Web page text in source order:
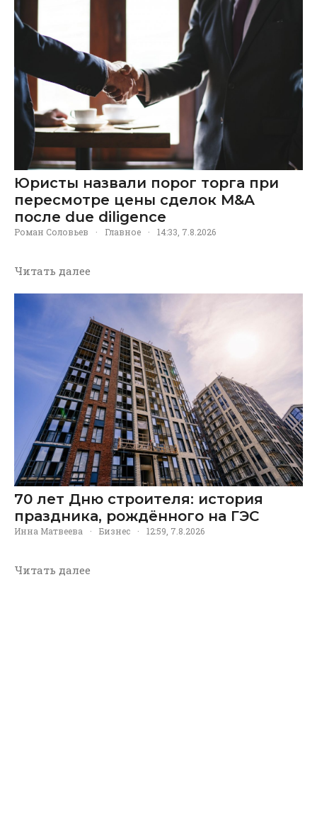
Юристы назвали порог торга при
пересмотре цены сделок M&A
после due diligence
Роман Соловьев · Главное · 14:33, 7.8.2026
Читать далее
70 лет Дню строителя: история
праздника, рождённого на ГЭС
Инна Матвеева · Бизнес · 12:59, 7.8.2026
Читать далее